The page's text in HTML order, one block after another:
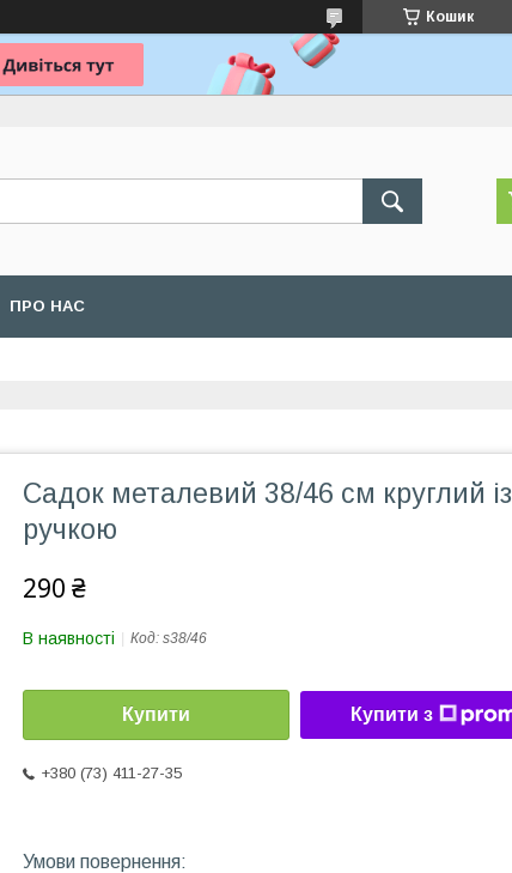
Кошик
ПРО НАС
Садок металевий 38/46 см круглий із
ручкою
290 ₴
В наявності Код: s38/46
Купити Купити з
+380 (73) 411-27-35